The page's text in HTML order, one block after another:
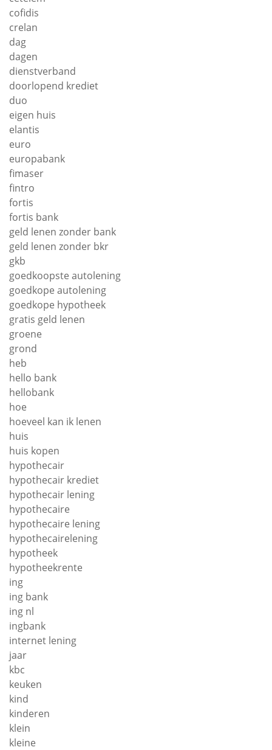
cofidis
crelan
dag
dagen
dienstverband
doorlopend krediet
duo
eigen huis
elantis
euro
europabank
fimaser
fintro
fortis
fortis bank
geld lenen zonder bank
geld lenen zonder bkr
gkb
goedkoopste autolening
goedkope autolening
goedkope hypotheek
gratis geld lenen
groene
grond
heb
hello bank
hellobank
hoe
hoeveel kan ik lenen
huis
huis kopen
hypothecair
hypothecair krediet
hypothecair lening
hypothecaire
hypothecaire lening
hypothecairelening
hypotheek
hypotheekrente
ing
ing bank
ing nl
ingbank
internet lening
jaar
kbc
keuken
kind
kinderen
klein
kleine